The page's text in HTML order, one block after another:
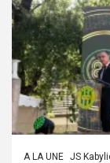
A LA UNE JS